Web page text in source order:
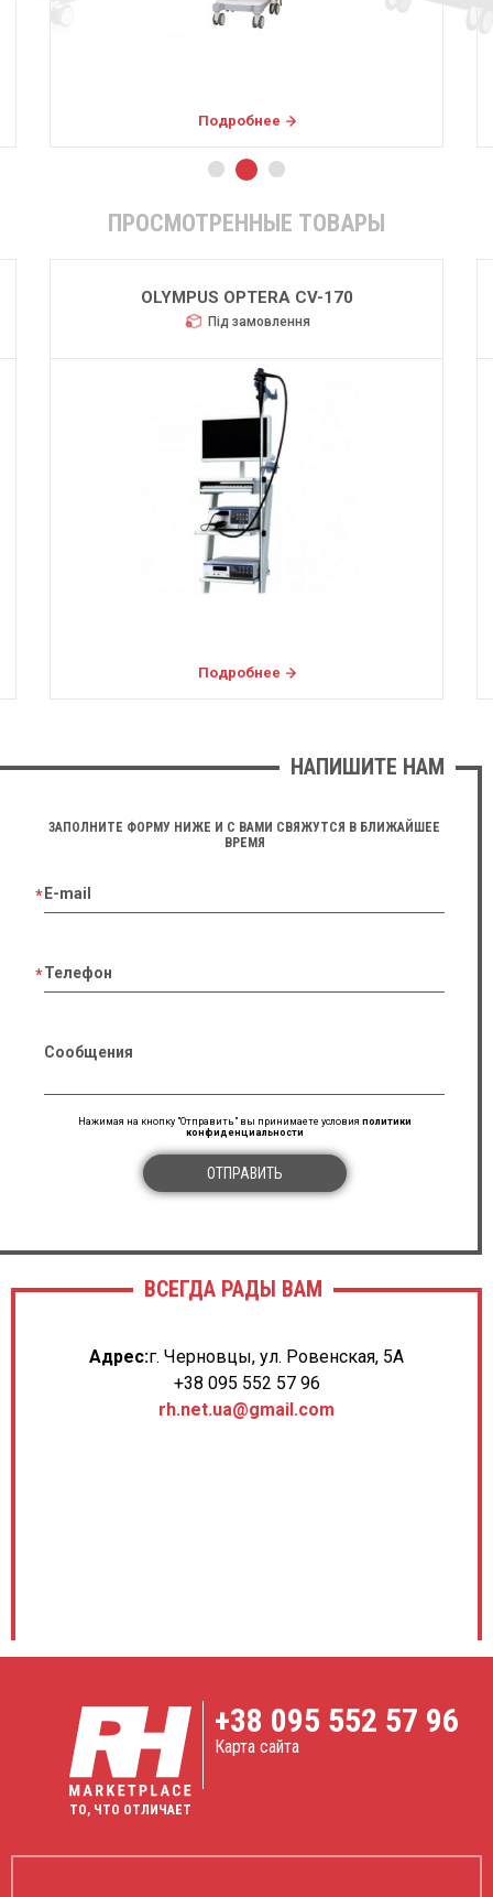
Подробнее
ПРОСМОТРЕННЫЕ ТОВАРЫ
OLYMPUS OPTERA CV-170
Під замовлення
Подробнее
НАПИШИТЕ НАМ
ЗАПОЛНИТЕ ФОРМУ НИЖЕ И С ВАМИ СВЯЖУТСЯ В БЛИЖАЙШЕЕ
ВРЕМЯ
E-mail
Телефон
Сообщения
Нажимая на кнопку "Отправить" вы принимаете условия политики
конфиденциальности
ОТПРАВИТЬ
ВСЕГДА РАДЫ ВАМ
Адрес:г. Черновцы, ул. Ровенская, 5А
+38 095 552 57 96
rh.net.ua@gmail.com
ТО, ЧТО ОТЛИЧАЕТ
+38 095 552 57 96
Карта сайта